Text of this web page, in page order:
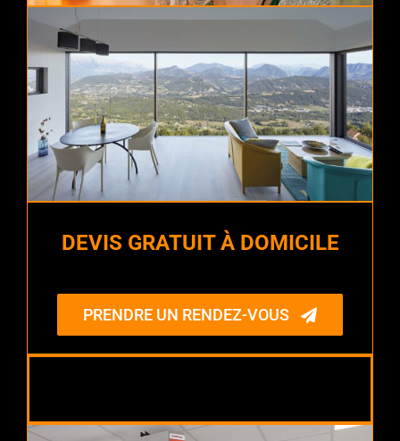
DEVIS GRATUIT À DOMICILE
PRENDRE UN RENDEZ-VOUS